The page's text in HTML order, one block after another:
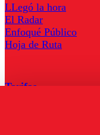
LLegó la hora
El Radar
Enfoqué Público
Hoja de Ruta
Tarifas